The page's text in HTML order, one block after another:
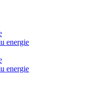
energie
energie